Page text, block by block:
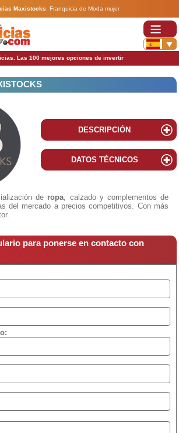
Maxistocks Franquicia de Moda mujer
Las 100 mejores opciones de invertir
DESCRIPCIÓN
DATOS TÉCNICOS
de ropa, calzado y complementos de
del mercado a precios competitivos. Con más
para ponerse en contacto con